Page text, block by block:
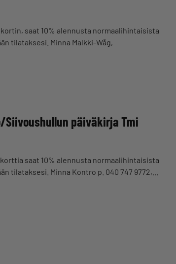
saat 10% alennusta normaalihintaisista
tilataksesi. Minna Malkki-Wåg,
Siivoushullun päiväkirja Tmi
saat 10% alennusta normaalihintaisista
tilataksesi. Minna Kontro p. 040 747 9772,…